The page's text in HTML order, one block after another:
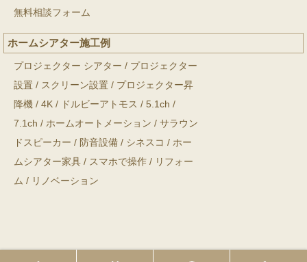
無料相談フォーム
ホームシアター施工例
プロジェクター シアター / プロジェクター
設置 / スクリーン設置 / プロジェクター昇
降機 / 4K / ドルビーアトモス / 5.1ch /
7.1ch / ホームオートメーション / サラウン
ドスピーカー / 防音設備 / シネスコ / ホー
ムシアター家具 / スマホで操作 / リフォー
ム / リノベーション